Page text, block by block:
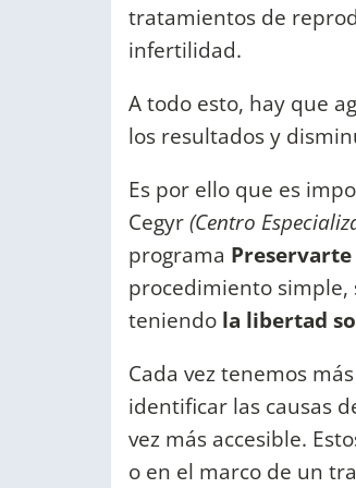
tratamientos de
infertilidad.
A todo esto, hay que
los resultados y
Es por ello que es
Cegyr(Centro
programa Preservarte
procedimiento
teniendo la libertad
Cada vez tenemos
identificar las causas
vez más accesible.
o en el marco de un